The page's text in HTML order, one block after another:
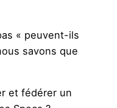
« peuvent-ils
savons que
et fédérer un